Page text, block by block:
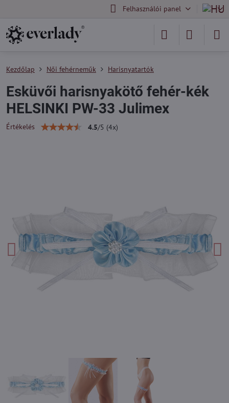
Felhasználói panel
Kezdőlap Női fehérneműk Harisnyatartók
Esküvői harisnyakötő fehér-kék
HELSINKI PW-33 Julimex
Értékelés 4.5/5 (4x)